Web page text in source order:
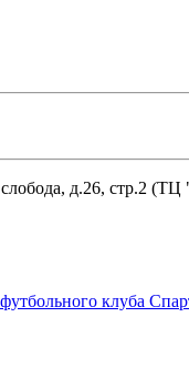
д.26, стр.2